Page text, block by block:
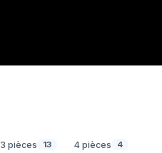
3 pièces 13 4 pièces 4